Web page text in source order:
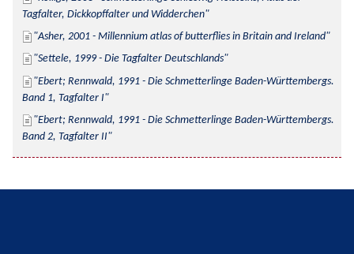
Tagfalter, Dickkopffalter und Widderchen
Asher, 2001 - Millennium atlas of butterflies in Britain and Ireland
Settele, 1999 - Die Tagfalter Deutschlands
Ebert; Rennwald, 1991 - Die Schmetterlinge Baden-Württembergs.
Band 1, Tagfalter I
Ebert; Rennwald, 1991 - Die Schmetterlinge Baden-Württembergs.
Band 2, Tagfalter II